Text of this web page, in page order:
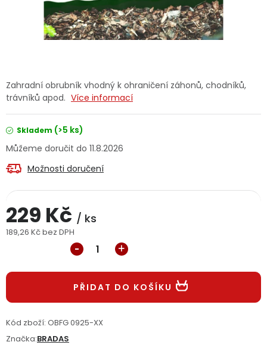
Vánoce
Fotovoltaika
Jaký je aktuální stav mé objednávky?
Velkoobchodní spolupráce (B2B)
Servis nářadí Hodnocení obchodu
Doprava a platba Váš zákaznický účet Kontakt
Zahradní obrubník vhodný k ohraničení záhonů, chodníků,
trávníků apod. Více informací
Skladem (>5 ks)
11.8.2026
Možnosti doručení
229 Kč / ks
189,26 Kč bez DPH
PŘIDAT DO KOŠÍKU
Kód zboží: OBFG 0925-XX
Značka:BRADAS